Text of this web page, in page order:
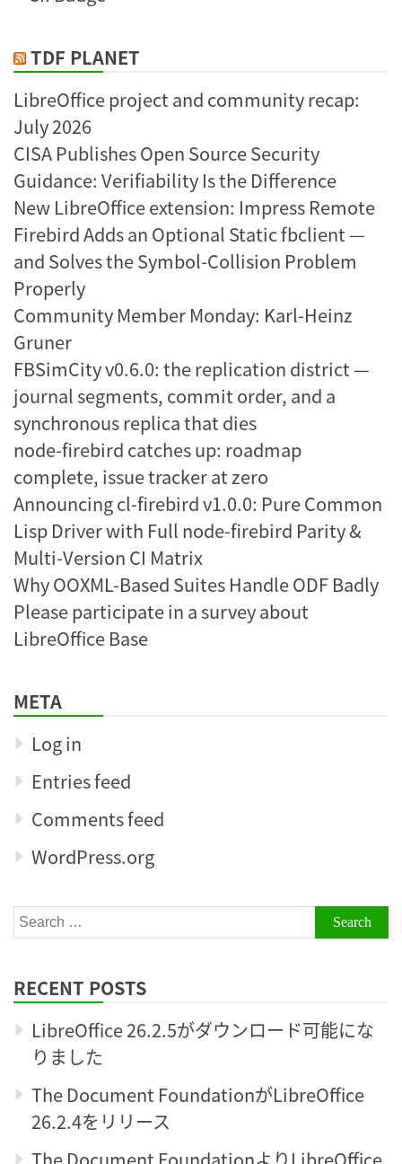
TDF PLANET
LibreOffice project and community recap:
July 2026
CISA Publishes Open Source Security
Guidance: Verifiability Is the Difference
New LibreOffice extension: Impress Remote
Firebird Adds an Optional Static fbclient —
and Solves the Symbol-Collision Problem
Properly
Community Member Monday: Karl-Heinz
Gruner
FBSimCity v0.6.0: the replication district —
journal segments, commit order, and a
synchronous replica that dies
node-firebird catches up: roadmap
complete, issue tracker at zero
Announcing cl-firebird v1.0.0: Pure Common
Lisp Driver with Full node-firebird Parity &
Multi-Version CI Matrix
Why OOXML-Based Suites Handle ODF Badly
Please participate in a survey about
LibreOffice Base
META
Log in
Entries feed
Comments feed
WordPress.org
Search
for:
RECENT POSTS
LibreOffice 26.2.5がダウンロード可能にな
りました
The Document FoundationがLibreOffice
26.2.4をリリース
The Document FoundationよりLibreOffice